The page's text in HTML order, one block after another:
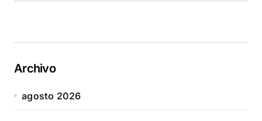
Archivo
agosto 2026